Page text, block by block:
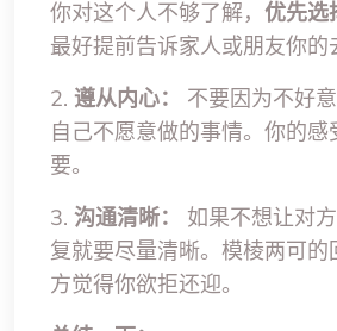
你对这个人不够了解， 优先选
最好提前告诉家人或朋友你的
2. 遵从内心：
不要因为不好
自己不愿意做的事情。你的
要。
3. 沟通清晰：
如果不想让对
复就要尽量清晰。模棱两可
方觉得你欲拒还迎。